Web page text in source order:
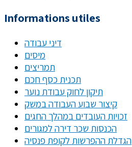
Informations utiles
דיני עבודה
מיסים
תמריצים
תכנית כסף חכם
תיקון לחוק עבודת נוער
קיצור שבוע העבודה במשק
זכויות העובדים במהלך החגים
הכנסות שכר דירה למגורים
הגדלת ההפרשות לקופת פנסיה